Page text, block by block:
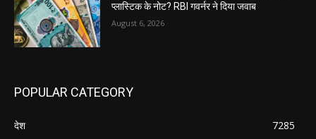
प्लास्टिक के नोट? RBI गवर्नर ने दिया जवाब
August 6, 2026
POPULAR CATEGORY
देश
7285